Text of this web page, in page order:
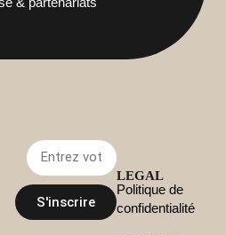
S'inscrire
LEGAL
Politique de
confidentialité